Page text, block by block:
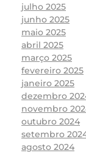
julho 2025
junho 2025
maio 2025
abril 2025
março 2025
fevereiro 2025
janeiro 2025
dezembro
novembro
outubro 2024
setembro
agosto 2024